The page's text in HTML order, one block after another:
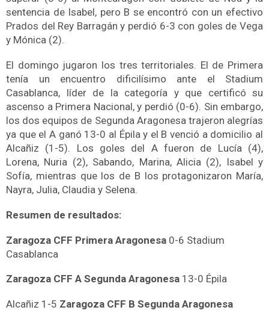
sentencia de Isabel, pero B se encontró con un efectivo
Prados del Rey Barragán y perdió 6-3 con goles de Vega
y Mónica (2).
El domingo jugaron los tres territoriales. El de Primera
tenía un encuentro dificilísimo ante el Stadium
Casablanca, líder de la categoría y que certificó su
ascenso a Primera Nacional, y perdió (0-6). Sin embargo,
los dos equipos de Segunda Aragonesa trajeron alegrías
ya que el A ganó 13-0 al Épila y el B venció a domicilio al
Alcañiz (1-5). Los goles del A fueron de Lucía (4),
Lorena, Nuria (2), Sabando, Marina, Alicia (2), Isabel y
Sofía, mientras que los de B los protagonizaron María,
Nayra, Julia, Claudia y Selena.
Resumen de resultados:
Zaragoza CFF Primera Aragonesa 0-6 Stadium
Casablanca
Zaragoza CFF A Segunda Aragonesa 13-0 Épila
Alcañiz 1-5 Zaragoza CFF B Segunda Aragonesa